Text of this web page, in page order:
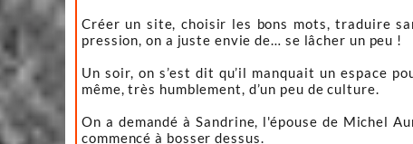
Créer un site, choisir les bons mots, traduire
pression, on a juste envie de… se lâcher un peu !
Un soir, on s’est dit qu’il manquait un espace
même, très humblement, d’un peu de culture.
On a demandé à Sandrine, l'épouse de Michel
commencé à bosser dessus.